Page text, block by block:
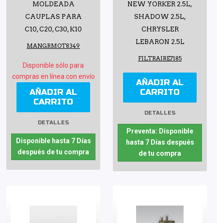
MOLDEADA
CAUPLAS PARA
C10, C20, C30, K10
MANGRMOT8349
Disponible sólo para
compras en línea con envío
AÑADIR AL
CARRITO
DETALLES
Disponible hasta 7 Días
después de tu compra
NEW YORKER 2.5L,
SHADOW 2.5L,
CHRYSLER
LEBARON 2.5L
FILTRAIRE7185
AÑADIR AL
CARRITO
DETALLES
Preventa: Disponible
hasta 7 Días después
de tu compra